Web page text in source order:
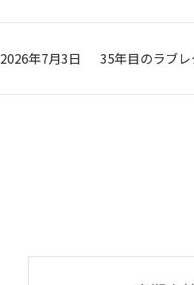
2026年7月3日 35年目のラブ